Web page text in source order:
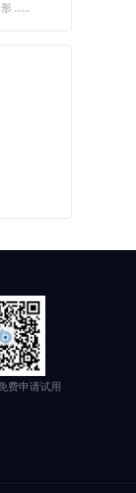
......
费申请试用